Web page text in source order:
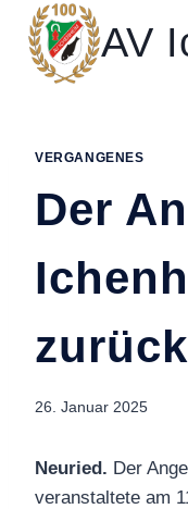
Zum
Inhalt
springen
AV
VERGANGENES
Der
zurück
26. Januar 2025
Neuried. Der
veranstaltete am